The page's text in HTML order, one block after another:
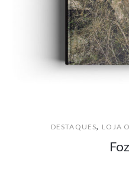
DESTAQUES, LOJA